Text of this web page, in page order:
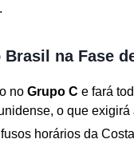
Brasil na Fase
no Grupo C e fará
o que
horários da